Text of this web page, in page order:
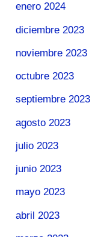
enero 2024
diciembre 2023
noviembre 2023
octubre 2023
septiembre 2023
agosto 2023
julio 2023
junio 2023
mayo 2023
abril 2023